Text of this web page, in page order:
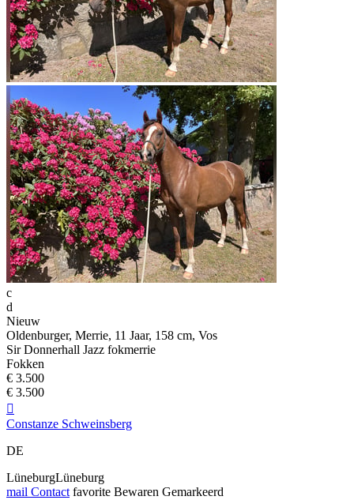
c
d
Nieuw
Oldenburger, Merrie, 11 Jaar, 158 cm, Vos
Sir Donnerhall Jazz fokmerrie
Fokken
€ 3.500
€ 3.500

Constanze Schweinsberg
DE
LüneburgLüneburg
mail Contact favorite Bewaren Gemarkeerd